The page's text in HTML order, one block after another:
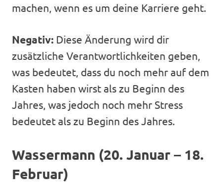
machen, wenn es um deine Karriere geht.
Negativ: Diese Änderung wird dir
zusätzliche Verantwortlichkeiten geben,
was bedeutet, dass du noch mehr auf dem
Kasten haben wirst als zu Beginn des
Jahres, was jedoch noch mehr Stress
bedeutet als zu Beginn des Jahres.
Wassermann (20. Januar – 18.
Februar)